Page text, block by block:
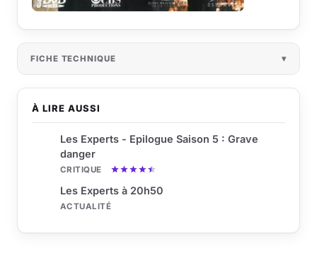
À LIRE AUSSI
Les Experts - Epilogue Saison 5 : Grave
danger
CRITIQUE
Les Experts à 20h50
ACTUALITÉ
FICHE TECHNIQUE